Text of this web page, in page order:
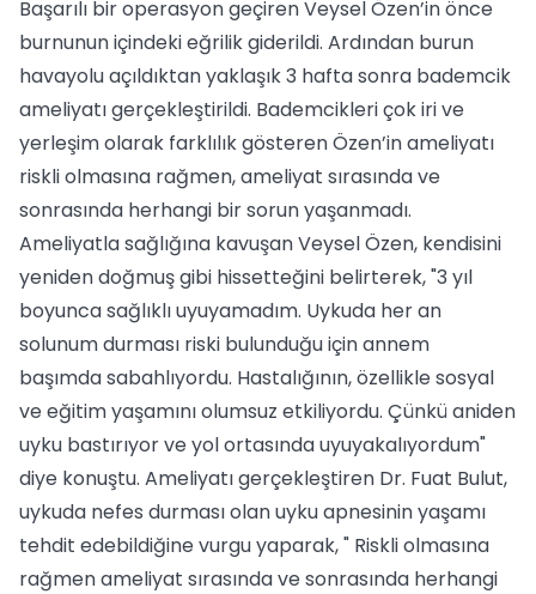
Başarılı bir operasyon geçiren Veysel Özen’in önce
burnunun içindeki eğrilik giderildi. Ardından burun
havayolu açıldıktan yaklaşık 3 hafta sonra bademcik
ameliyatı gerçekleştirildi. Bademcikleri çok iri ve
yerleşim olarak farklılık gösteren Özen’in ameliyatı
riskli olmasına rağmen, ameliyat sırasında ve
sonrasında herhangi bir sorun yaşanmadı.
Ameliyatla sağlığına kavuşan Veysel Özen, kendisini
yeniden doğmuş gibi hissetteğini belirterek, "3 yıl
boyunca sağlıklı uyuyamadım. Uykuda her an
solunum durması riski bulunduğu için annem
başımda sabahlıyordu. Hastalığının, özellikle sosyal
ve eğitim yaşamını olumsuz etkiliyordu. Çünkü aniden
uyku bastırıyor ve yol ortasında uyuyakalıyordum"
diye konuştu. Ameliyatı gerçekleştiren Dr. Fuat Bulut,
uykuda nefes durması olan uyku apnesinin yaşamı
tehdit edebildiğine vurgu yaparak, " Riskli olmasına
rağmen ameliyat sırasında ve sonrasında herhangi